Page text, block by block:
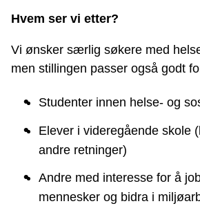
Hvem ser vi etter?
Vi ønsker særlig søkere med
men stillingen passer også godt
Studenter innen helse- og
Elever i videregående skole
andre retninger)
Andre med interesse for å
mennesker og bidra i